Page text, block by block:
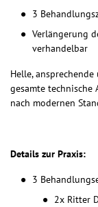
3
Verlängerung
verhandelbar
Helle,
gesamte
nach modernen
Details zur Praxis:
3
2x Ritter